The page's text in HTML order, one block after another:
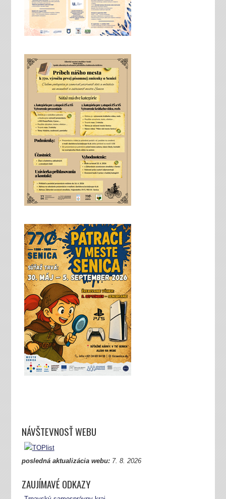
NÁVŠTEVNOSŤ WEBU
posledná aktualizácia webu:7. 8. 2026
ZAUJÍMAVÉ ODKAZY